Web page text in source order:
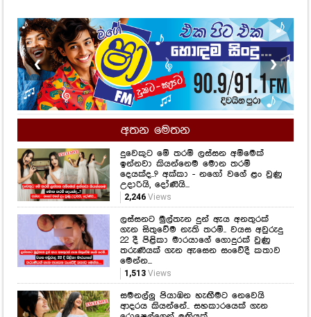
❮ ❯
අතන මෙතන
දුවෙකුට මේ තරම් ලස්සන අම්මෙක්
ඉන්නවා කියන්නෙම මොන තරම්
දෙයක්ද..? අක්කා - නගෝ වගේ ළං වුණු
උදාරියි, දෝණියි...
2,246Views
ලස්සනට මුල්තැන දුන් ඇය අනතුරක්
ගැන සිතුවේම නැති තරම්.. වයස අවුරුදු
22 දී පිළිකා මාරයාගේ ගොදුරක් වුණු
තරුණියක් ගැන ඇසෙන සංවේදී කතාව
මෙන්න...
1,513Views
සමනල්ලු පියාඹන හැඟීමට නෙවෙයි
ආදරය කියන්නේ.. සහකාරයෙක් ගැන
රොෂෙල්ගෙන් ඉඟියක්..
729Views
නිකිණි මාසයේ උපන් ඔබත් මේ වගේද..?
694Views